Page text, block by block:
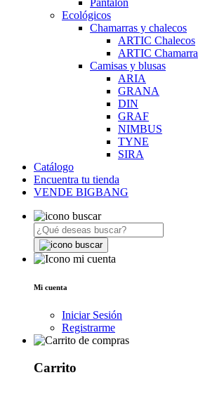
Pantalón
Ecológicos
Chamarras y chalecos
ARTIC Chalecos
ARTIC Chamarra
Camisas y blusas
ARIA
GRANA
DIN
GRAF
NIMBUS
TYNE
SIRA
Catálogo
Encuentra tu tienda
VENDE BIGBANG
Mi cuenta
Iniciar Sesión
Registrarme
Carrito